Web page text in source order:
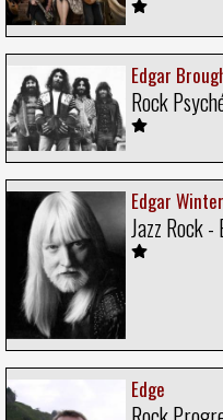
Edgar
Rock
Edgar Winter
Jazz Rock
Edge